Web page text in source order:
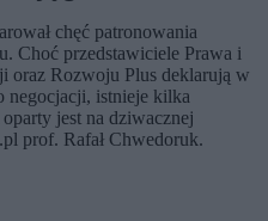
chęć patronowania
Choć przedstawiciele Prawa i
oraz Rozwoju Plus deklarują w
negocjacji, istnieje kilka
jest na dziwacznej
prof. Rafał Chwedoruk.